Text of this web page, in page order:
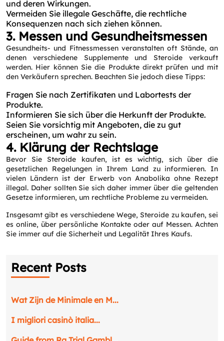
und deren Wirkungen.
Vermeiden Sie illegale Geschäfte, die rechtliche
Konsequenzen nach sich ziehen können.
3. Messen und Gesundheitsmessen
Gesundheits- und Fitnessmessen veranstalten oft Stände, an
denen verschiedene Supplemente und Steroide verkauft
werden. Hier können Sie die Produkte direkt prüfen und mit
den Verkäufern sprechen. Beachten Sie jedoch diese Tipps:
Fragen Sie nach Zertifikaten und Labortests der
Produkte.
Informieren Sie sich über die Herkunft der Produkte.
Seien Sie vorsichtig mit Angeboten, die zu gut
erscheinen, um wahr zu sein.
4. Klärung der Rechtslage
Bevor Sie Steroide kaufen, ist es wichtig, sich über die
gesetzlichen Regelungen in Ihrem Land zu informieren. In
vielen Ländern ist der Erwerb von Anabolika ohne Rezept
illegal. Daher sollten Sie sich daher immer über die geltenden
Gesetze informieren, um rechtliche Probleme zu vermeiden.
Insgesamt gibt es verschiedene Wege, Steroide zu kaufen, sei
es online, über persönliche Kontakte oder auf Messen. Achten
Sie immer auf die Sicherheit und Legalität Ihres Kaufs.
Recent Posts
Wat Zijn de Minimale en M...
I migliori casinò italia...